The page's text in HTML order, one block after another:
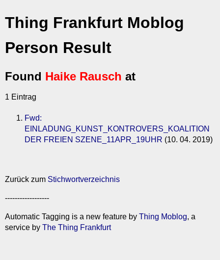
Thing Frankfurt Moblog
Person Result
Found Haike Rausch at
1 Eintrag
Fwd:
EINLADUNG_KUNST_KONTROVERS_KOALITION
DER FREIEN SZENE_11APR_19UHR (10. 04. 2019)
Zurück zum Stichwortverzeichnis
------------------
Automatic Tagging is a new feature by Thing Moblog, a
service by The Thing Frankfurt